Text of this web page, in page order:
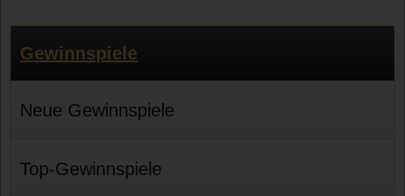
Gewinnspiele
Neue Gewinnspiele
Top-Gewinnspiele